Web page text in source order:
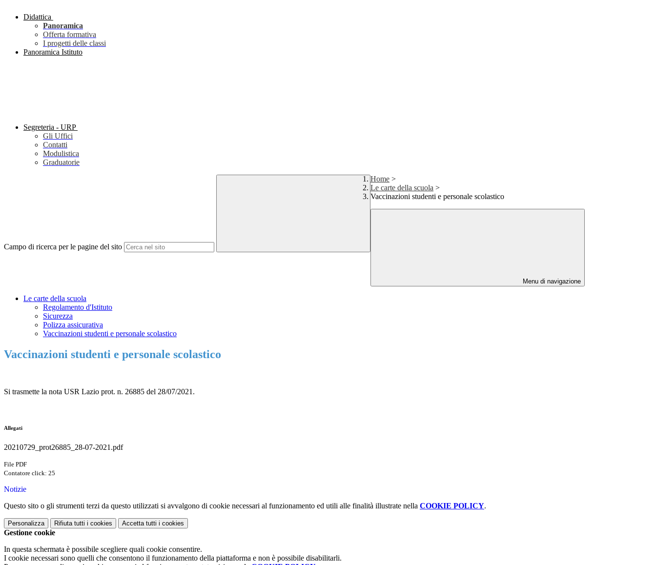
Didattica
Panoramica
Offerta formativa
I progetti delle classi
Panoramica Istituto
Segreteria - URP
Gli Uffici
Contatti
Modulistica
Graduatorie
Campo di ricerca per le pagine del sito
Home >
Le carte della scuola >
Vaccinazioni studenti e personale scolastico
Menu di navigazione
Le carte della scuola
Regolamento d'Istituto
Sicurezza
Polizza assicurativa
Vaccinazioni studenti e personale scolastico
Vaccinazioni studenti e personale scolastico
Si trasmette la nota USR Lazio prot. n. 26885 del 28/07/2021.
Allegati
20210729_prot26885_28-07-2021.pdf
File PDF
Contatore click: 25
Notizie
Questo sito o gli strumenti terzi da questo utilizzati si avvalgono di cookie necessari al funzionamento ed utili alle finalità illustrate nella COOKIE POLICY.
Personalizza Rifiuta tutti i cookies Accetta tutti i cookies
Gestione cookie
In questa schermata è possibile scegliere quali cookie consentire.
I cookie necessari sono quelli che consentono il funzionamento della piattaforma e non è possibile disabilitarli.